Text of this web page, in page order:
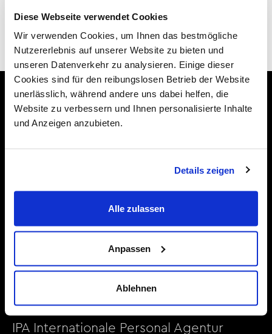
Diese Webseite verwendet Cookies
Wir verwenden Cookies, um Ihnen das bestmögliche
Nutzererlebnis auf unserer Website zu bieten und
unseren Datenverkehr zu analysieren. Einige dieser
Cookies sind für den reibungslosen Betrieb der Website
unerlässlich, während andere uns dabei helfen, die
Website zu verbessern und Ihnen personalisierte Inhalte
und Anzeigen anzubieten.
Details zeigen
Alle zulassen
Anpassen
Ablehnen
9485 Nendeln
Liechtenstein
Karriereberatung
Kontakt
+423 375 04 34
IPA Internationale Personal Agentur